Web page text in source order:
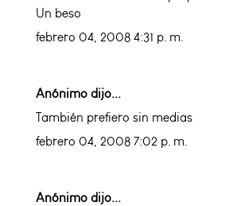
Un beso
febrero 04, 2008 4:31 p. m.
Anónimo dijo...
También prefiero sin medias
febrero 04, 2008 7:02 p. m.
Anónimo dijo...